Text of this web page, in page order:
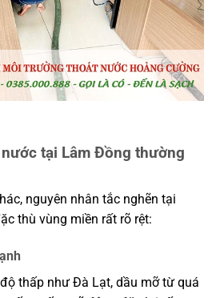
tại Lâm Đồng thường
nguyên nhân tắc nghẽn tại
thù vùng miền rất rõ rệt:
thấp như Đà Lạt, dầu mỡ từ quá